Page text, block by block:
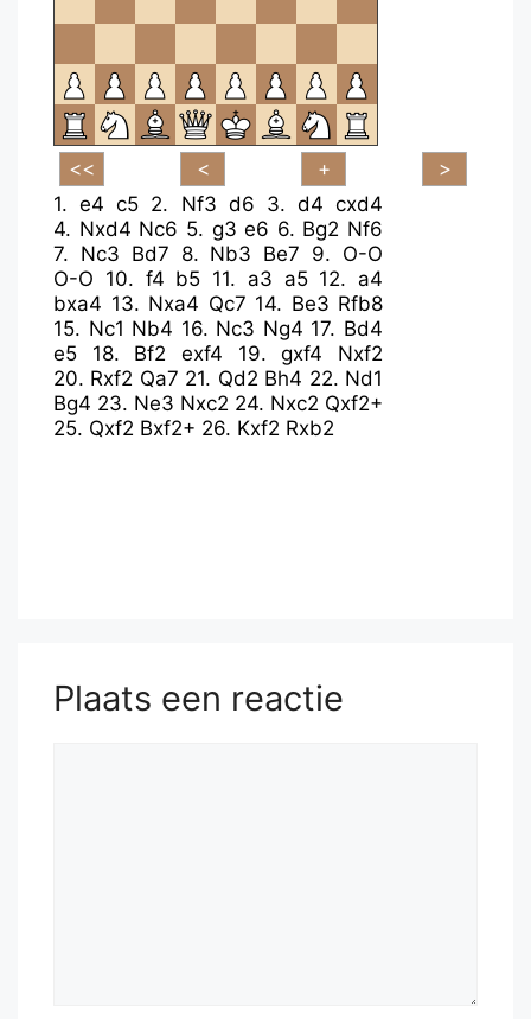
1.e4 c5 2. Nf3 d6 3. d4 cxd4
4. Nxd4 Nc6 5. g3 e6 6. Bg2 Nf6
7. Nc3 Bd7 8. Nb3 Be7 9. O-O
O-O 10. f4 b5 11. a3 a5 12. a4
bxa4 13. Nxa4 Qc7 14. Be3 Rfb8
15. Nc1 Nb4 16. Nc3 Ng4 17. Bd4
e5
18. Bf2 exf4 19.gxf4
Nxf2
20. Rxf2 Qa7 21. Qd2 Bh4 22. Nd1
Bg4 23. Ne3 Nxc2 24. Nxc2 Qxf2+
25. Qxf2 Bxf2+ 26. Kxf2 Rxb2
Plaats een reactie